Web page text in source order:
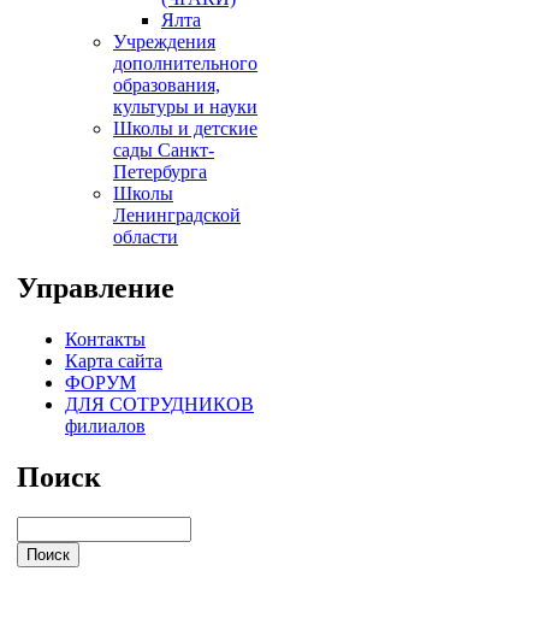
Ялта
Учреждения
дополнительного
образования,
культуры и науки
Школы и детские
сады Санкт-
Петербурга
Школы
Ленинградской
области
Управление
Контакты
Карта сайта
ФОРУМ
ДЛЯ СОТРУДНИКОВ
филиалов
Поиск